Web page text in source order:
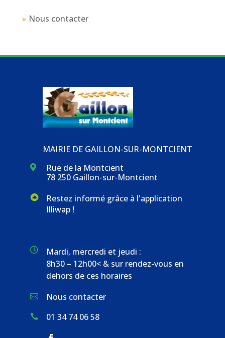
▸ Nous contacter
MAIRIE DE GAILLON-SUR-MONTCIENT

Rue de la Montcient
78 250 Gaillon-sur-Montcient
Restez informé grâce à l'application
Illiwap !

Mardi, mercredi et jeudi :
8h30 – 12h00< & sur rendez-vous en
dehors de ces horaires
 Nous contacter
 01 34 74 06 58